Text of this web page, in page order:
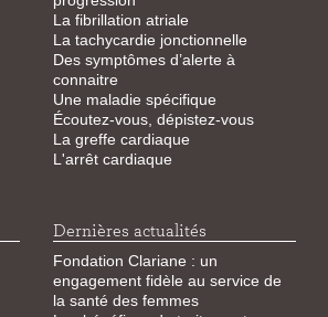
La fibrillation atriale
La tachycardie jonctionnelle
Des symptômes d’alerte à
connaitre
Une maladie spécifique
Écoutez-vous, dépistez-vous
La greffe cardiaque
L'arrêt cardiaque
Dernières actualités
Fondation Clariane : un
engagement fidèle au service de
la santé des femmes